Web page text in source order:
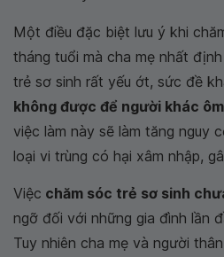
Một điều đặc biệt lưu ý khi
tháng tuổi mà cha mẹ nhất
trẻ sơ sinh rất yếu ớt, sức đề
không được để người khác
việc làm này sẽ làm tăng nguy
loại vi trùng có hại xâm nhập,
Việc chăm sóc trẻ sơ sinh
ngỡ đối với những gia đình lần
Tuy nhiên cha mẹ và người